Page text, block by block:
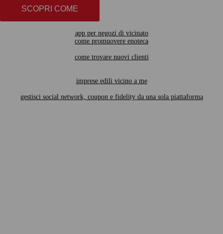
SCOPRI COME
app per negozi di vicinato
come promuovere enoteca
come trovare nuovi clienti
imprese edili vicino a me
gestisci social network, coupon e fidelity da una sola piattaforma